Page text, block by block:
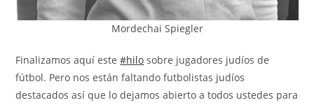
Mordechai Spiegler
Finalizamos aquí este#hilo sobre jugadores judíos de
fútbol. Pero nos están faltando futbolistas judíos
destacados así que lo dejamos abierto a todos ustedes para